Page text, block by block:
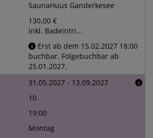
SaunaHuus Ganderkesee
130,00 €
inkl. Badeintri...
Erst ab dem 15.02.2027 18:00
buchbar. Folgebuchbar ab
25.01.2027.
31.05.2027 - 13.09.2027
10
19:00
Montag